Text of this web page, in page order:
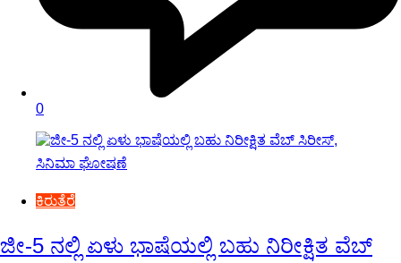
0
ಕಿರುತೆರೆ
ಜೀ-5 ನಲ್ಲಿ ಏಳು ಭಾಷೆಯಲ್ಲಿ ಬಹು ನಿರೀಕ್ಷಿತ ವೆಬ್